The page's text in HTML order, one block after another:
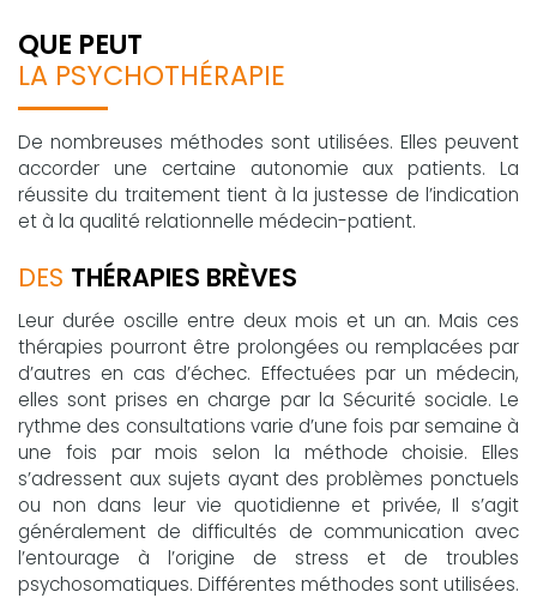
QUE PEUT
LA PSYCHOTHÉRAPIE
De nombreuses méthodes sont utilisées. Elles peuvent
accorder une certaine autonomie aux patients. La
réussite du traitement tient à la justesse de l’indication
et à la qualité relationnelle médecin-patient.
DES THÉRAPIES BRÈVES
Leur durée oscille entre deux mois et un an. Mais ces
thérapies pourront être prolongées ou remplacées par
d’autres en cas d’échec. Effectuées par un médecin,
elles sont prises en charge par la Sécurité sociale. Le
rythme des consultations varie d’une fois par semaine à
une fois par mois selon la méthode choisie. Elles
s’adressent aux sujets ayant des problèmes ponctuels
ou non dans leur vie quotidienne et privée, Il s’agit
généralement de difficultés de communication avec
l’entourage à l’origine de stress et de troubles
psychosomatiques. Différentes méthodes sont utilisées.